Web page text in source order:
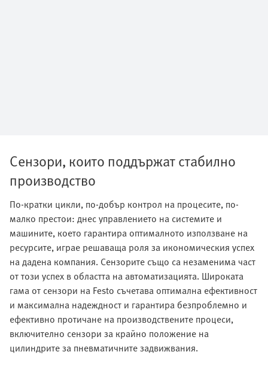
Сензори, които поддържат стабилно
производство
По-кратки цикли, по-добър контрол на процесите, по-
малко престои: днес управлението на системите и
машините, което гарантира оптималното използване на
ресурсите, играе решаваща роля за икономическия успех
на дадена компания. Сензорите също са незаменима част
от този успех в областта на автоматизацията. Широката
гама от сензори на Festo съчетава оптимална ефективност
и максимална надеждност и гарантира безпроблемно и
ефективно протичане на производствените процеси,
включително сензори за крайно положение на
цилиндрите за пневматичните задвижвания.